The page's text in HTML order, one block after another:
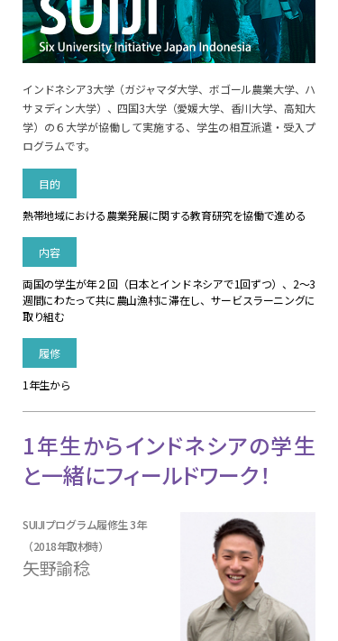
インドネシア3大学（ガジャマダ大学、ボゴール農業大学、ハ
サヌディン大学）、四国3大学（愛媛大学、香川大学、高知大
学）の６大学が協働して実施する、学生の相互派遣・受入プ
ログラムです。
目的
熱帯地域における農業発展に関する教育研究を協働で進める
内容
両国の学生が年２回（日本とインドネシアで1回ずつ）、 2～3
週間にわたって共に農山漁村に滞在し、サービスラーニングに
取り組む
履修
1年生から
1年生からインドネシアの学生
と一緒にフィールドワーク！
SUIJIプログラム履修生 3年
（2018年取材時）
矢野諭稔